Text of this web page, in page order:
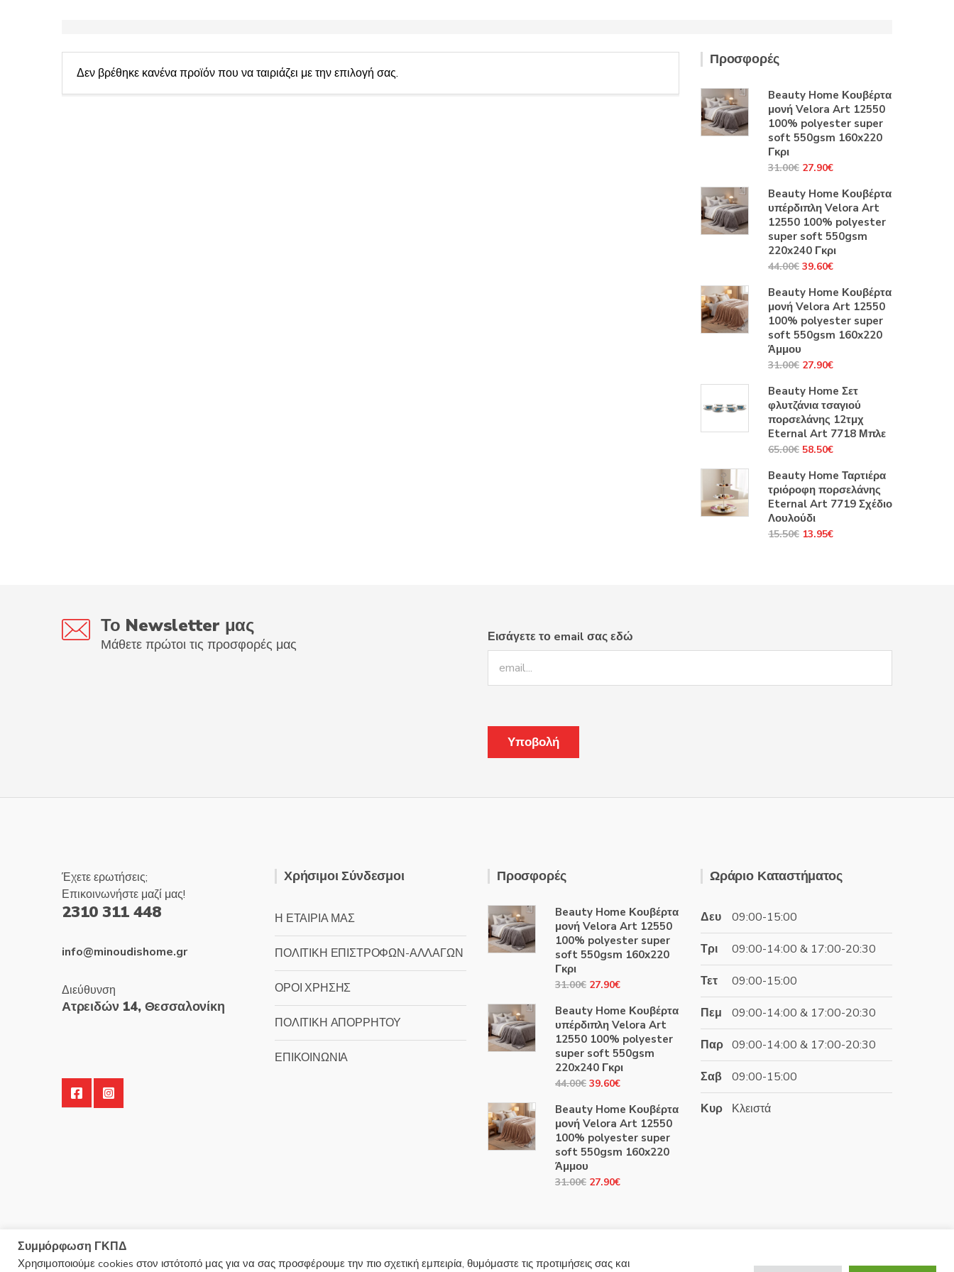
Δεν βρέθηκε κανένα προϊόν που να ταιριάζει με την επιλογή σας.
Προσφορές
Beauty Home Κουβέρτα
μονή Velora Art 12550
100% polyester super
soft 550gsm 160x220
Γκρι
31.00€ Original
was:
31.00€.
27.90€Η
τιμή
είναι:
27.90€.
Beauty Home Κουβέρτα
υπέρδιπλη Velora Art
12550 100% polyester
super soft 550gsm
220x240 Γκρι
44.00€ Original
was:
44.00€.
39.60€Η
τιμή
είναι:
39.60€.
Beauty Home Κουβέρτα
μονή Velora Art 12550
100% polyester super
soft 550gsm 160x220
Άμμου
31.00€ Original
was:
31.00€.
27.90€Η
τιμή
είναι:
27.90€.
Beauty Home Σετ
φλυτζάνια τσαγιού
πορσελάνης 12τμχ
Eternal Art 7718 Μπλε
65.00€ Original
was:
65.00€.
58.50€Η
τιμή
είναι:
Beauty Home Ταρτιέρα
τριόροφη πορσελάνης
Eternal Art 7719 Σχέδιο
Λουλούδι
15.50€ Original
13.95€Η
Το Newsletter μας
Μάθετε πρώτοι τις προσφορές μας Εισάγετε το email σας εδώ
Έχετε ερωτήσεις;
Επικοινωνήστε μαζί μας!
2310 311 448
info@minoudishome.gr
Διεύθυνση
Ατρειδών 14, Θεσσαλονίκη
Χρήσιμοι Σύνδεσμοι
Η ΕΤΑΙΡΙΑ ΜΑΣ
ΠΟΛΙΤΙΚΗ ΕΠΙΣΤΡΟΦΩΝ-ΑΛΛΑΓΩΝ
ΟΡΟΙ ΧΡΗΣΗΣ
ΠΟΛΙΤΙΚΗ ΑΠΟΡΡΗΤΟΥ
ΕΠΙΚΟΙΝΩΝΙΑ
Προσφορές
Beauty Home Κουβέρτα
μονή Velora Art 12550
100% polyester super
soft 550gsm 160x220
Γκρι
31.00€ Original
was:
31.00€.
27.90€Η
τιμή
είναι:
27.90€.
Beauty Home Κουβέρτα
υπέρδιπλη Velora Art
12550 100% polyester
super soft 550gsm
220x240 Γκρι
44.00€ Original
was:
44.00€.
39.60€Η
τιμή
είναι:
39.60€.
Beauty Home Κουβέρτα
μονή Velora Art 12550
100% polyester super
soft 550gsm 160x220
Άμμου
31.00€ Original
27.90€Η
Ωράριο Καταστήματος
Δευ 09:00-15:00
Τρι 09:00-14:00 & 17:00-20:30
Τετ 09:00-15:00
Πεμ 09:00-14:00 & 17:00-20:30
Παρ 09:00-14:00 & 17:00-20:30
Σαβ 09:00-15:00
Κυρ Κλειστά
Συμμόρφωση ΓΚΠΔ
Χρησιμοποιούμε cookies στον ιστότοπό μας για να σας προσφέρουμε την πιο σχετική εμπειρία, θυμόμαστε τις προτιμήσεις σας και